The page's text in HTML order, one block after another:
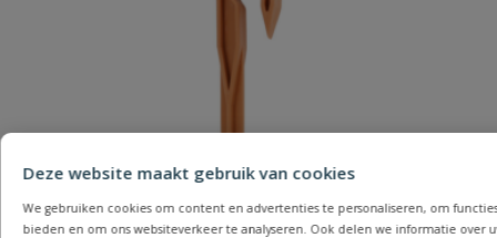
Deze website maakt gebruik van cookies
We gebruiken cookies om content en advertenties te personaliseren, om
bieden en om ons websiteverkeer te analyseren. Ook delen we informatie over
Samenvatting